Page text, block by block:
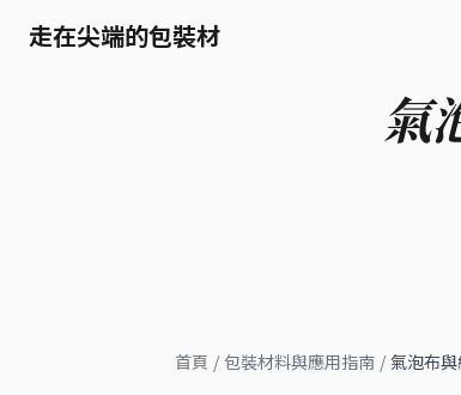
走在尖端的包裝材
氣
首頁 / 包裝材料與應用指南 / 氣泡布